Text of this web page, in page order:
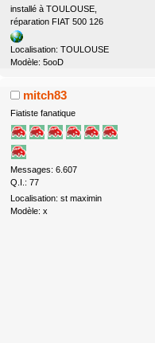
installé à TOULOUSE,
réparation FIAT 500 126
Localisation: TOULOUSE
Modèle: 5ooD
mitch83
Fiatiste fanatique
Messages: 6.607
Q.I.: 77
Localisation: st maximin
Modèle: x